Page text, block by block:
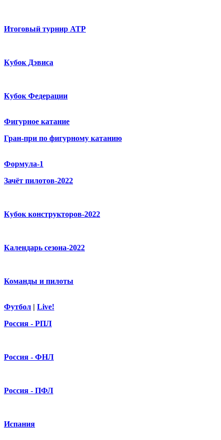
Итоговый турнир ATP
Кубок Дэвиса
Кубок Федерации
Фигурное катание
Гран-при по фигурному катанию
Формула-1
Зачёт пилотов-2022
Кубок конструкторов-2022
Календарь сезона-2022
Команды и пилоты
Футбол | Live!
Россия - РПЛ
Россия - ФНЛ
Россия - ПФЛ
Испания